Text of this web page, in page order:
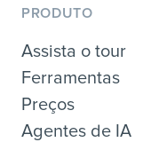
PRODUTO
Assista o tour
Ferramentas
Preços
Agentes de IA